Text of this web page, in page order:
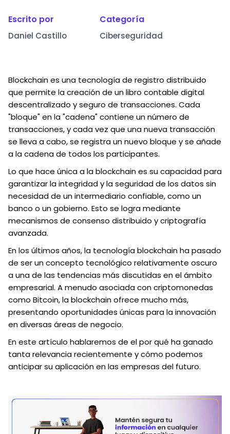
Escrito por
Daniel Castillo
Categoría
Ciberseguridad
Blockchain es una tecnología de registro distribuido
que permite la creación de un libro contable digital
descentralizado y seguro de transacciones. Cada
"bloque" en la "cadena" contiene un número de
transacciones, y cada vez que una nueva transacción
se lleva a cabo, se registra un nuevo bloque y se añade
a la cadena de todos los participantes.
Lo que hace única a la blockchain es su capacidad para
garantizar la integridad y la seguridad de los datos sin
necesidad de un intermediario confiable, como un
banco o un gobierno. Esto se logra mediante
mecanismos de consenso distribuido y criptografía
avanzada.
En los últimos años, la tecnología blockchain ha pasado
de ser un concepto tecnológico relativamente oscuro
a una de las tendencias más discutidas en el ámbito
empresarial. A menudo asociada con criptomonedas
como Bitcoin, la blockchain ofrece mucho más,
presentando oportunidades únicas para la innovación
en diversas áreas de negocio.
En este artículo hablaremos de el por qué ha ganado
tanta relevancia recientemente y cómo podemos
anticipar su aplicación en las empresas del futuro.